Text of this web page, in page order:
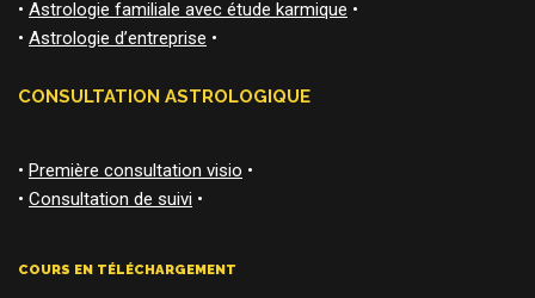
• Astrologie familiale avec étude karmique •
• Astrologie d’entreprise •
CONSULTATION ASTROLOGIQUE
• Première consultation visio •
• Consultation de suivi •
COURS EN TÉLÉCHARGEMENT